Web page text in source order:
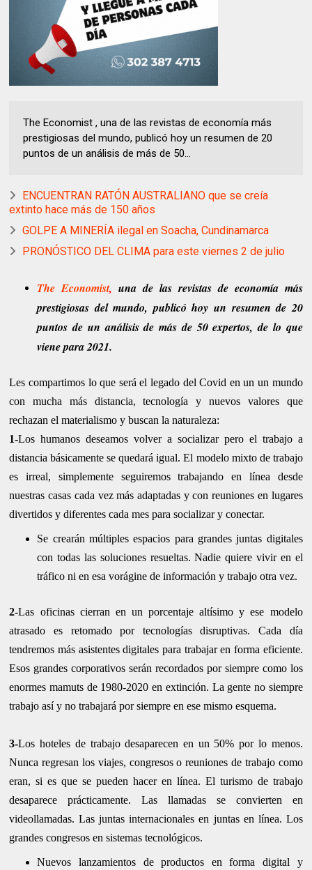
The Economist , una de las revistas de economía más
prestigiosas del mundo, publicó hoy un resumen de 20
puntos de un análisis de más de 50...
ENCUENTRAN RATÓN AUSTRALIANO que se creía
extinto hace más de 150 años
GOLPE A MINERÍA ilegal en Soacha, Cundinamarca
PRONÓSTICO DEL CLIMA para este viernes 2 de julio
The Economist, una de las revistas de economía más
prestigiosas del mundo, publicó hoy un resumen de 20
puntos de un análisis de más de 50 expertos, de lo que
viene para 2021.
Les compartimos lo que será el legado del Covid en un un mundo
con mucha más distancia, tecnología y nuevos valores que
rechazan el materialismo y buscan la naturaleza:
1-Los humanos deseamos volver a socializar pero el trabajo a
distancia básicamente se quedará igual. El modelo mixto de trabajo
es irreal, simplemente seguiremos trabajando en línea desde
nuestras casas cada vez más adaptadas y con reuniones en lugares
divertidos y diferentes cada mes para socializar y conectar.
Se crearán múltiples espacios para grandes juntas digitales
con todas las soluciones resueltas. Nadie quiere vivir en el
tráfico ni en esa vorágine de información y trabajo otra vez.
2-Las oficinas cierran en un porcentaje altísimo y ese modelo
atrasado es retomado por tecnologías disruptivas. Cada día
tendremos más asistentes digitales para trabajar en forma eficiente.
Esos grandes corporativos serán recordados por siempre como los
enormes mamuts de 1980-2020 en extinción. La gente no siempre
trabajo así y no trabajará por siempre en ese mismo esquema.
3-Los hoteles de trabajo desaparecen en un 50% por lo menos.
Nunca regresan los viajes, congresos o reuniones de trabajo como
eran, si es que se pueden hacer en línea. El turismo de trabajo
desaparece prácticamente. Las llamadas se convierten en
videollamadas. Las juntas internacionales en juntas en línea. Los
grandes congresos en sistemas tecnológicos.
Nuevos lanzamientos de productos en forma digital y